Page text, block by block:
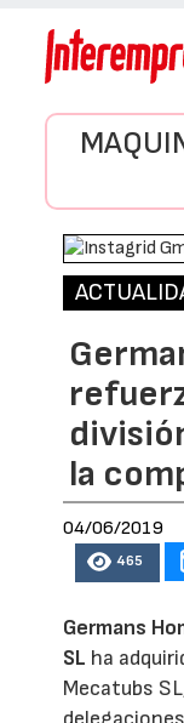
la
04/06/2019
465
Germans
SL ha
Mecatubs